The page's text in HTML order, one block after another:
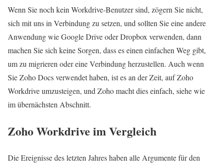
Wenn Sie noch kein Workdrive-Benutzer sind, zögern Sie nicht,
sich mit uns in Verbindung zu setzen, und sollten Sie eine andere
Anwendung wie Google Drive oder Dropbox verwenden, dann
machen Sie sich keine Sorgen, dass es einen einfachen Weg gibt,
um zu migrieren oder eine Verbindung herzustellen. Auch wenn
Sie Zoho Docs verwendet haben, ist es an der Zeit, auf Zoho
Workdrive umzusteigen, und Zoho macht dies einfach, siehe wie
im übernächsten Abschnitt.
Zoho Workdrive im Vergleich
Die Ereignisse des letzten Jahres haben alle Argumente für den